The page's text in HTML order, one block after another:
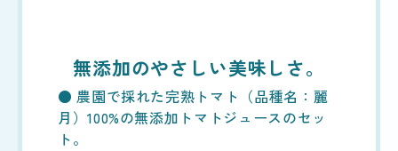
無添加のやさしい美味しさ。
● 農園で採れた完熟トマト（品種名：麗
月）100%の無添加トマトジュースのセッ
ト。